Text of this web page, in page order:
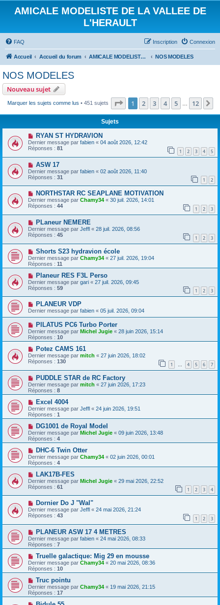
AMICALE MODELISTE DE LA VALLEE DE
L'HERAULT
FAQ Connexion
Inscription
Accueil Accueil du forum AMICALE MODELISTE DE LA VALLEE DE L'HERAULT NOS MODELES
NOS MODELES
Nouveau sujet
Marquer les sujets comme lus • 451 sujets Page 1sur12
1 2 3 4 5 12
Sujets
RYAN ST HYDRAVION
Dernier message par fabien « 04 août 2026, 12:42
Réponses : 81 1 2 3 4 5
ASW 17
Dernier message par fabien « 02 août 2026, 11:40
Réponses : 31 1 2
NORTHSTAR RC SEAPLANE MOTIVATION
Dernier message par Chamy34 « 30 juil. 2026, 14:01
Réponses : 44 1 2 3
PLaneur NEMERE
Dernier message par Jeffl « 28 juil. 2026, 08:56
Réponses : 45 1 2 3
Shorts S23 hydravion école
Dernier message par Chamy34 « 27 juil. 2026, 19:04
Réponses : 11
Planeur RES F3L Perso
Dernier message par gari « 27 juil. 2026, 09:45
Réponses : 59 1 2 3
PLANEUR VDP
Dernier message par fabien « 05 juil. 2026, 09:04
PILATUS PC6 Turbo Porter
Dernier message par Michel Jugie « 28 juin 2026, 15:14
Réponses : 10
Potez CAMS 161
Dernier message par mitch « 27 juin 2026, 18:02
Réponses : 130 1 … 4 5 6 7
PUDDLE STAR de RC Factory
Dernier message par mitch « 27 juin 2026, 17:23
Réponses : 8
Excel 4004
Dernier message par Jeffl « 24 juin 2026, 19:51
Réponses : 1
DG1001 de Royal Model
Dernier message par Michel Jugie « 09 juin 2026, 13:48
Réponses : 4
DHC-6 Twin Otter
Dernier message par Chamy34 « 02 juin 2026, 00:01
Réponses : 4
LAK17B-FES
Dernier message par Michel Jugie « 29 mai 2026, 22:52
Réponses : 61 1 2 3 4
Dornier Do J "Wal"
Dernier message par Jeffl « 24 mai 2026, 21:24
Réponses : 43 1 2 3
PLANEUR ASW 17 4 METRES
Dernier message par fabien « 24 mai 2026, 08:33
Réponses : 7
Truelle galactique: Mig 29 en mousse
Dernier message par Chamy34 « 20 mai 2026, 08:36
Réponses : 10
Truc pointu
Dernier message par Chamy34 « 19 mai 2026, 21:15
Réponses : 17